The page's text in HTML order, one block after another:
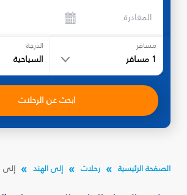
المغادرة
مسافر
1 مسافر
الدرجة
السياحية
ابحث عن الرحلات
الصفحة الرئيسية رحلات إلى الهند إلى